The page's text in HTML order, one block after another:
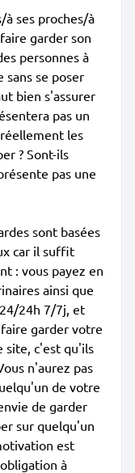
à ses proches/à
garder son
personnes à
se poser
bien s'assurer
pas un
les
? Sont-ils
pas une
sont basées
car il suffit
: vous payez en
ainsi que
24h 7/7j, et
garder votre
site, c'est qu'ils
n'aurez pas
de votre
de garder
sur quelqu'un
est
à